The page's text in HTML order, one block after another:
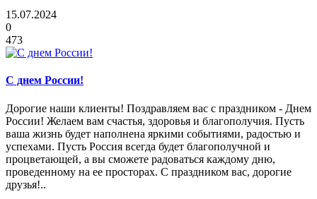
15.07.2024
0
473
С днем России!
Дорогие наши клиенты! Поздравляем вас с праздником - Днем
России! Желаем вам счастья, здоровья и благополучия. Пусть
ваша жизнь будет наполнена яркими событиями, радостью и
успехами. Пусть Россия всегда будет благополучной и
процветающей, а вы сможете радоваться каждому дню,
проведенному на ее просторах. С праздником вас, дорогие
друзья!..